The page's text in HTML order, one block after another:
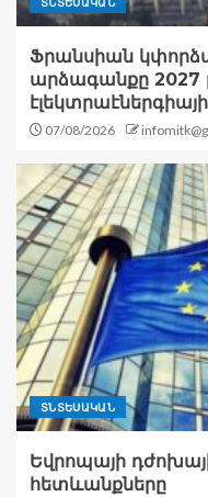
Ֆրանսիան
արձագանքը 2027
07/08/2026
ՏՆՏԵՍԱԿԱՆ
Եվրոպայի
հետևանքները